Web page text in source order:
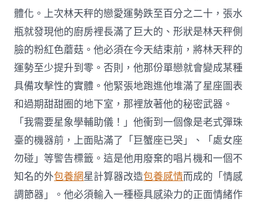
體化。上次林天秤的戀愛運勢跌至百分之二十，張水
瓶就發現他的廚房裡長滿了巨大的、形狀是林天秤側
臉的粉紅色蘑菇。他必須在今天結束前，將林天秤的
運勢至少提升到零。否則，他那份單戀就會變成某種
具備攻擊性的實體。他緊張地跑進他堆滿了星座圖表
和過期甜甜圈的地下室，那裡放著他的秘密武器。
「我需要星象學輔助儀！」他衝到一個像是老式彈珠
臺的機器前，上面貼滿了「巨蟹座已哭」、「處女座
勿碰」等警告標籤。這是他用廢棄的唱片機和一個不
知名的外包養網星計算器改造包養感情而成的「情感
調節器」。他必須輸入一種極具感染力的正面情緒作